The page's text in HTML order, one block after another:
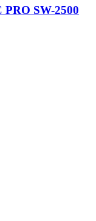
SW-2500